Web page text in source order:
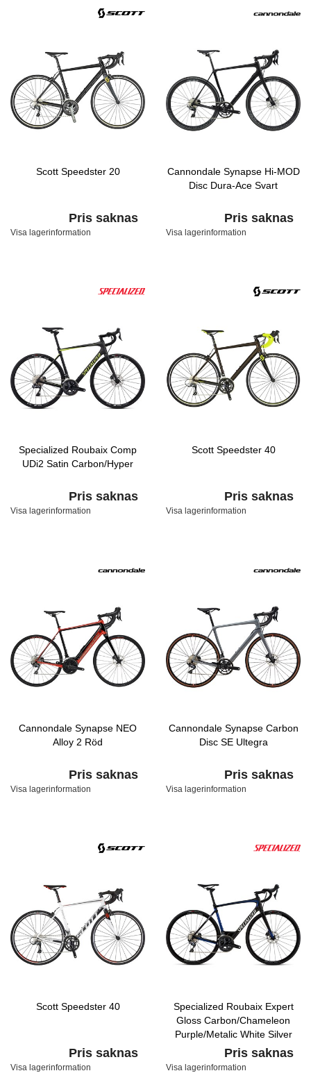
Scott Speedster 20
Pris saknas
Visa lagerinformation
Cannondale Synapse Hi-MOD
Disc Dura-Ace Svart
Pris saknas
Visa lagerinformation
Specialized Roubaix Comp
UDi2 Satin Carbon/Hyper
Pris saknas
Visa lagerinformation
Scott Speedster 40
Pris saknas
Visa lagerinformation
Cannondale Synapse NEO
Alloy 2 Röd
Pris saknas
Visa lagerinformation
Cannondale Synapse Carbon
Disc SE Ultegra
Pris saknas
Visa lagerinformation
Scott Speedster 40
Pris saknas
Visa lagerinformation
Specialized Roubaix Expert
Gloss Carbon/Chameleon
Purple/Metalic White Silver
Pris saknas
Visa lagerinformation